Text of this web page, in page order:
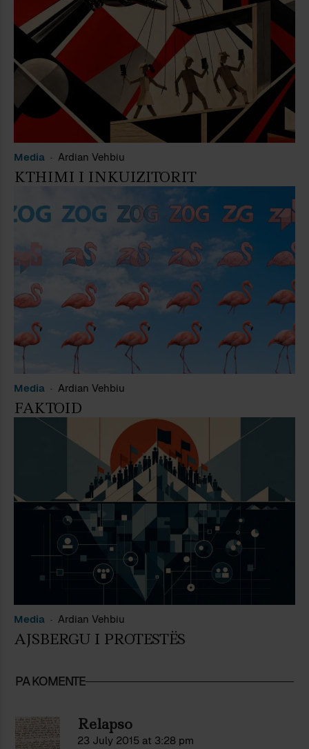
Media Ardian Vehbiu
KTHIMI I INKUIZITORIT
Media Ardian Vehbiu
FAKTOID
Media Ardian Vehbiu
AJSBERGU I PROTESTËS
PA KOMENTE
Relapso
23 July 2015 at 3:28 pm